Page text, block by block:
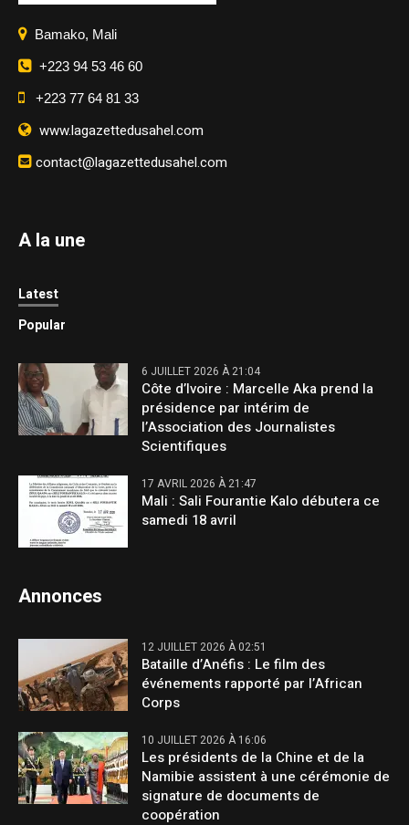
Bamako, Mali
+223 94 53 46 60
+223 77 64 81 33
www.lagazettedusahel.com
contact@lagazettedusahel.com
A la une
Latest
Popular
6 JUILLET 2026 À 21:04
Côte d’Ivoire : Marcelle Aka prend la
présidence par intérim de
l’Association des Journalistes
Scientifiques
17 AVRIL 2026 À 21:47
Mali : Sali Fourantie Kalo débutera ce
samedi 18 avril
Annonces
12 JUILLET 2026 À 02:51
Bataille d’Anéfis : Le film des
événements rapporté par l’African
Corps
10 JUILLET 2026 À 16:06
Les présidents de la Chine et de la
Namibie assistent à une cérémonie de
signature de documents de
coopération